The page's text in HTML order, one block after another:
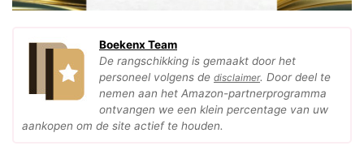
Boekenx Team
De rangschikking is gemaakt door het
personeel volgens de disclaimer. Door deel te
nemen aan het Amazon-partnerprogramma
ontvangen we een klein percentage van uw
aankopen om de site actief te houden.